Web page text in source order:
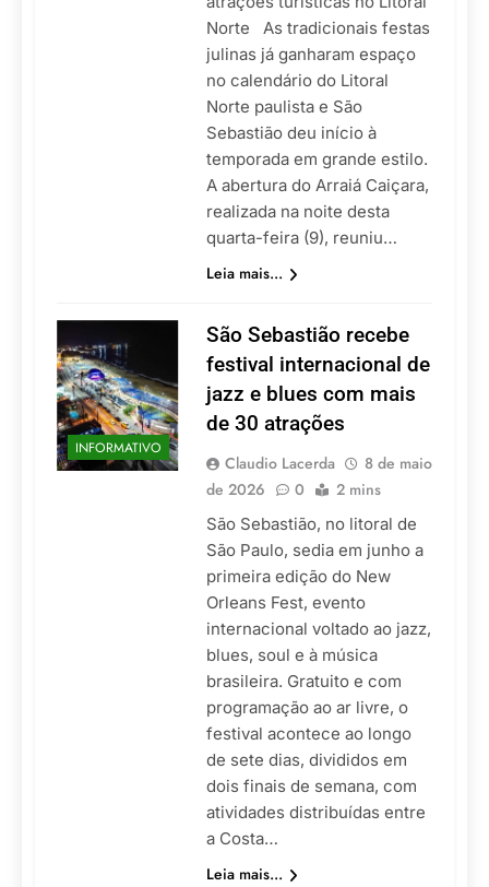
Norte As tradicionais festas
julinas já ganharam espaço
no calendário do Litoral
Norte paulista e São
Sebastião deu início à
temporada em grande estilo.
A abertura do Arraiá Caiçara,
realizada na noite desta
quarta-feira (9), reuniu…
Leia mais...
INFORMATIVO
São Sebastião recebe
festival internacional de
jazz e blues com mais
de 30 atrações
Claudio Lacerda
8 de maio
de 2026
0 2 mins
São Sebastião, no litoral de
São Paulo, sedia em junho a
primeira edição do New
Orleans Fest, evento
internacional voltado ao jazz,
blues, soul e à música
brasileira. Gratuito e com
programação ao ar livre, o
festival acontece ao longo
de sete dias, divididos em
dois finais de semana, com
atividades distribuídas entre
a Costa…
Leia mais...